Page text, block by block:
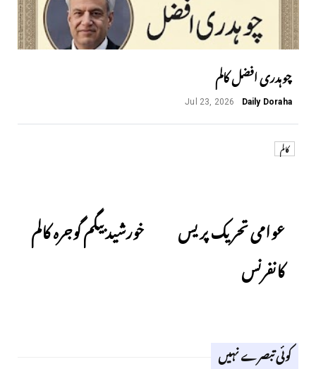
چوہدری افضل کالم
Daily Doraha
Jul 23, 2026
کالم
عوامی تحریک پریس
کانفرنس
خورشید بیگم گوجرہ کالم
کوئی تبصرے نہیں